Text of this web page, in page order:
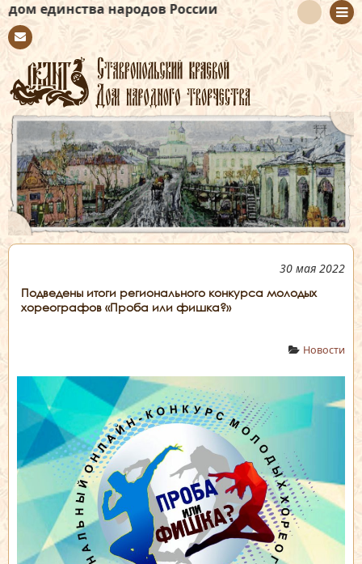
народов России
tact
30 мая 2022
Подведены итоги регионального конкурса молодых
хореографов «Проба или фишка?»
Новости